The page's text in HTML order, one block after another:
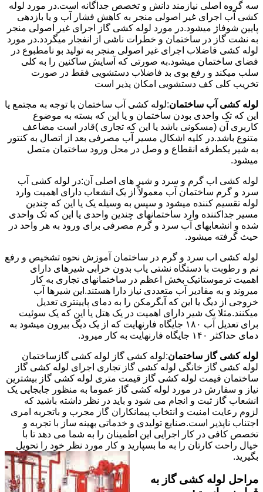
سه گروه اصلی نیازمند دانش و تخصص جداگانه است.در مورد لوله
کشی آب اجرای غیر اصولی منجر به کاهش فشار آب و یا بازدهی
پایین شوفاژ میشود.در مورد لوله کشی گاز اجرای غیر اصولی منجر
به نشت گاز در ساختمان و خطرات ناشی از انفجار میگردد.در مورد
لوله کشی فاضلاب اجرای غیر اصولی منجر به تولید بو نامطبوع در
فضای ساختمان میشود.به صورتی که آسایش ساکنین را به کلی
سلب میکند و رفع بوی بد فاضلاب دستشویی فقط در صورت
تخریب کلی کف دستشویی امکان پذیر است
لوله کشی آب ساختمان:لوله کشی آب ساختمان با توجه به مجتمع یا
این که تک واحدی بودن ساختمان و یا این که بسته به موضوع
کاربری آن (مسکونی باشد یا این که تجاری )قادر است مضاعف
متنوع باشد.در کلیه اشکال مسیر آب مصرفی بعد از اتصال به کنتور
به شیر یکطرفه انقطاع و وصل در محل ورود ساختمان متصل
میشود.
لوله کشی اب گرم و سرد و شیر های اصلی آن:در لوله کشی آب
سرد و گرم ساختمان آب معمولاً از یک انشعاب دارای اهمیت وارد
لوله تقسیم کننده میشود و سپس به وسیله یک یا این که چندین
مسیر جداکننده وارد ساختمانهای چندین واحدی یا این که تک واحدی
شده و انشعابهای آب سرد و گرم مصرفی برای ورود به هر واحد در
حیث گرفته میشود.
لوله کشی اب سرد و گرم در ساختمان آموزش نحوه تشخیص و رفع
نم و رطوبت با دستگاه نشتی یاب بدون خرابی شیرهای دارای
اهمیت ترموستاتیک بخش اعظم در ساختمانهای تجاری به کار
میروند و به مقادیر آب متعددی نیاز دارا هستند.این شیرها آب
خروجی از دیگ یا این که آبگرمکن را به دمای پایینتری تعدیل
میکنند.مثلا یک شیر دارای اهمیت در یک هتل یا این که یک سوئیت
برای تعدیل آب ۱۸۰ جایگاه فارنهایت که از یک دیگ بیرون میشود به
دمای حداکثر ۱۴۰ جایگاه فارنهایت به کار میرود.
لوله کشی گاز ساختمان:لوله کشی گاز لوله کشی گازساختمان
لوله کشی گاز خانگی لوله کشی گاز تجاری اجرای لوله کشی گاز
ساختمان قیمت لوله کشی گاز قیمت متری لوله کشی گاز بیشترین
نیاز و سفارش در مورد لوله کشی گاز عموما به منظور جابجایی یک
انشعاب گاز ثبت و انجام می شود و باید در نظر داشته باشید که
لزوم رعایت امنیت و انتخاب پیمانکاران گاز مجرب و باتجربه امری
اجتناب ناپذیر است.صنایع تولیدی و خدماتی بهینه ساز با تجربه و
تخصص کافی در کار اجرایی این اطمینان را به شما می دهد تا با
خیال راحت کارتان را به ما بسپارید و کار مورد نظر خود را تحویل
بگیرید.
مراحل لوله کشی گاز به